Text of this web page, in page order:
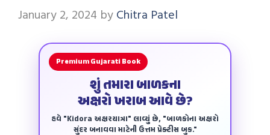
January 2, 2024 by Chitra Patel
Premium Gujarati Book
શું તમારા બાળકના
અક્ષરો ખરાબ આવે છે?
હવે "Kidora અક્ષરયાત્રા" લાવ્યું છે, "બાળકોના અક્ષરો
સુંદર બનાવવા માટેની ઉત્તમ પ્રેક્ટીસ બુક."